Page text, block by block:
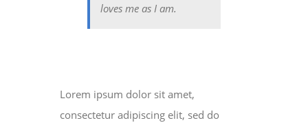
loves me as I am.
Lorem ipsum dolor sit amet,
consectetur adipiscing elit, sed do